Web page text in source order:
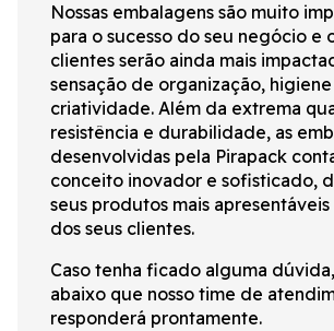
Nossas embalagens são muito
para o sucesso do seu negócio e
clientes serão ainda mais
sensação de organização,
criatividade. Além da extrema
resistência e durabilidade, as
desenvolvidas pela Pirapack
conceito inovador e sofisticado,
seus produtos mais apresentáveis
dos seus clientes.
Caso tenha ficado alguma
abaixo que nosso time de
responderá prontamente.